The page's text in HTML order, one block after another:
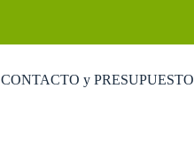
CONTACTO y PRESUPUESTO